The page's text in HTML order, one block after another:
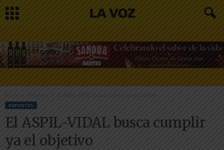
Inicio El ASPIL-VIDAL busca cumplir ya el objetivo
DEPORTES
El ASPIL-VIDAL busca cumplir
ya el objetivo